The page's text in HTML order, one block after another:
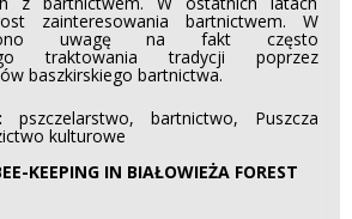
zainteresowania bartnictwem. W
uwagę na fakt często
traktowania tradycji poprzez
baszkirskiego bartnictwa.
pszczelarstwo, bartnictwo, Puszcza
kulturowe
KEEPING IN BIAŁOWIEŻA FOREST